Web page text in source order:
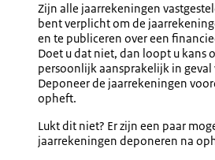
Zijn alle jaarrekeningen
bent verplicht om de
en te publiceren over een
Doet u dat niet, dan loopt u kans
persoonlijk aansprakelijk in
Deponeer de jaarrekeningen
opheft.
Lukt dit niet? Er zijn een paar
jaarrekeningen deponeren na